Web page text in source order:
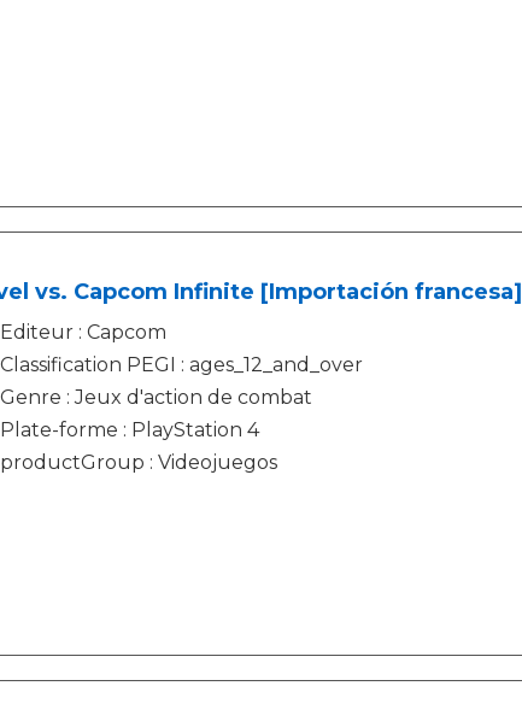
vs. Capcom Infinite [Importación francesa]
Editeur : Capcom
Classification PEGI : ages_12_and_over
Genre : Jeux d'action de combat
Plate-forme : PlayStation 4
productGroup : Videojuegos